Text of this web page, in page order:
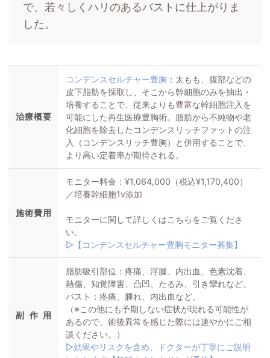
で、若々しくハリのあるバストに仕上がりま
した。
治療概要
コンデンスセルチャー豊胸 ：太もも、腹部などの
皮下脂肪を採取し、そこから幹細胞のみを抽出・
培養することで、従来よりも豊富な幹細胞注入を
可能にした再生医療豊胸術。脂肪から不純物や老
化細胞を除去したコンデンスリッチファットの注
入（コンデンスリッチ豊胸）と併用することで、
より高い定着率が期待される。
施術費用
モニター料金：¥1,064,000（税込¥1,170,400）
／培養幹細胞1v添加
モニターに関して詳しくはこちらをご覧くださ
い。
▷【コンデンスセルチャー豊胸モニター募集】
副作用
脂肪吸引部位：疼痛、浮腫、内出血、色素沈着、
熱傷、知覚障害、凸凹、たるみ、引き攣れなど。
バスト：疼痛、腫れ、内出血など。
（※この他にも予期しない症状が現れる可能性が
あるので、術後異常を感じた際には速やかにご相
談ください。）
▷効果やリスクを含め、ドクターが丁寧にご説明